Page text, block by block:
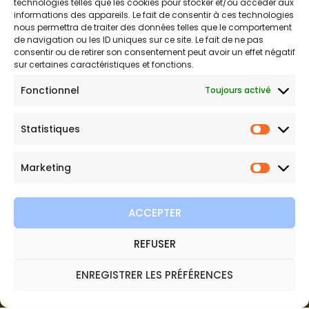
technologies telles que les cookies pour stocker et/ou accéder aux
informations des appareils. Le fait de consentir à ces technologies
nous permettra de traiter des données telles que le comportement
de navigation ou les ID uniques sur ce site. Le fait de ne pas
consentir ou de retirer son consentement peut avoir un effet négatif
sur certaines caractéristiques et fonctions.
Fonctionnel Toujours activé
Statistiques
Marketing
ACCEPTER
REFUSER
ENREGISTRER LES PRÉFÉRENCES
Bijouterie en ligne
beautés scintillantes. Une question sur nos bijoux ou une
Copyright © 2026 Bijoux Etoile